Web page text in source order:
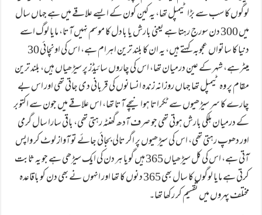
لوگوں کا سب سے بڑا ٹیمپل تھا، یہ کین کون کے ایسے علاقے میں ہے جہاں سال
میں 300 دن سورج رہتا ہے یعنی بارش یا بادل کا موسم نہیں آتا، مایا لوگ اسے
دنیا کا ساتواں عجوبہ کہتے ہیں، یہ ان کا بلند ترین اہرام ہے، اس کی اونچائی 30
میٹرہے، شہر کے عین درمیان تھا، اس کی چاروں سائیڈز پر سیڑھیاں ہیں، بلند ترین
مقام پر وہ ٹیمپل تھا جہاں روزانہ زندہ انسانوں کی قربانی دی جاتی تھی اور اس بے
چارے کا سر سیڑھیوں سے ٹکراتا ہوا نیچے آتا تھا، اس علاقے میں جون سے اکتوبر
کے درمیان ہلکی بارش ہوتی تھی جو صرف آدھ گھنٹہ رہتی تھی، باقی سارا سال گرمی
اور دھوپ رہتی تھی، اس کی سیڑھیوں پر اگر تالی بجائی جائے تو آواز لوٹ کر واپس
آتی ہے، اس کی کل سیڑھیاں 365 ہیں گویا ہر دن کی ایک سیڑھی ہے جو یہ ثابت
کرتی ہے مایا لوگوں کا سال بھی 365 دنوں کا تھا اور انہوں نے بھی دن کو باقاعدہ
مختلف پہروں میں تقسیم کر رکھا تھا۔